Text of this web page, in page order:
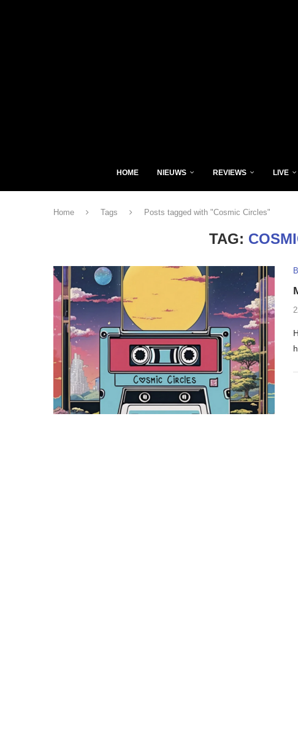
HOME NIEUWS REVIEWS LIVE
Home Tags Posts tagged with "Cosmic Circles"
TAG: